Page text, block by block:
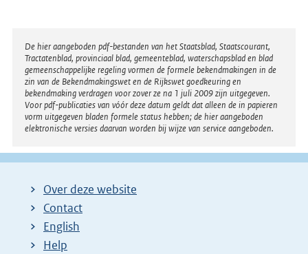
Disclaimer
De hier aangeboden pdf-bestanden van het Staatsblad, Staatscourant,
Tractatenblad, provinciaal blad, gemeenteblad, waterschapsblad en blad
gemeenschappelijke regeling vormen de formele bekendmakingen in de
zin van de Bekendmakingswet en de Rijkswet goedkeuring en
bekendmaking verdragen voor zover ze na 1 juli 2009 zijn uitgegeven.
Voor pdf-publicaties van vóór deze datum geldt dat alleen de in papieren
vorm uitgegeven bladen formele status hebben; de hier aangeboden
elektronische versies daarvan worden bij wijze van service aangeboden.
Over deze website
Contact
English
Help